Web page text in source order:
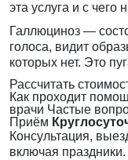
эта услуга и с чего
Галлюциноз —
голоса, видит
которых нет. Это
Рассчитать
Как проходит
врачи Частые
Приём
Консультация,
включая праздники.